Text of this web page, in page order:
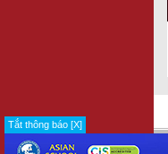
Tắt thông báo [X]